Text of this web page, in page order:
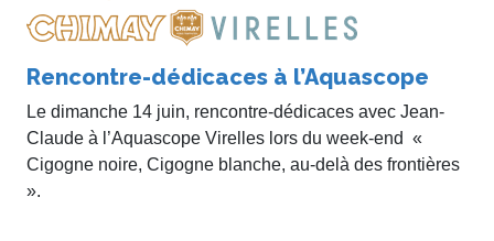
Rencontre-dédicaces à l’Aquascope
Le dimanche 14 juin, rencontre-dédicaces avec Jean-
Claude à l’Aquascope Virelles lors du week-end «
Cigogne noire, Cigogne blanche, au-delà des frontières
».